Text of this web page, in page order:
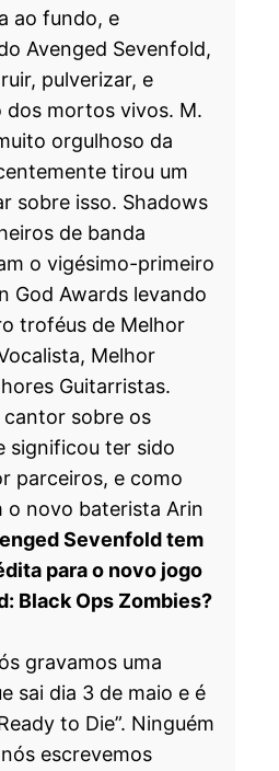
ao fundo, e
Avenged Sevenfold,
pulverizar, e
dos mortos vivos. M.
orgulhoso da
tirou um
sobre isso. Shadows
de banda
o vigésimo-primeiro
God Awards levando
troféus de Melhor
Melhor
Guitarristas.
cantor sobre os
significou ter sido
parceiros, e como
o novo baterista Arin
Sevenfold tem
para o novo jogo
Black Ops Zombies?
gravamos uma
sai dia 3 de maio e é
to Die”. Ninguém
escrevemos